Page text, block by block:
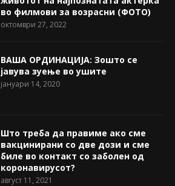
во филмови за возрасни (ФОТО)
октомври 27, 2022
ВАША ОРДИНАЦИЈА: Зошто се
јавува зуење во ушите
јануари 14, 2020
Што треба да правиме ако сме
вакцинирани со две дози и сме
биле во контакт со заболен од
коронавирусот?
август 11, 2021